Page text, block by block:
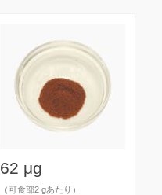
62 μg
（可食部2 gあたり）